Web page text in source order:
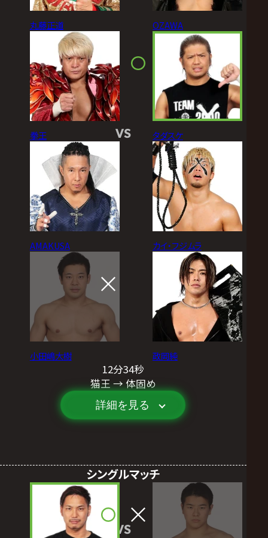
丸藤正道
拳王
AMAKUSA
小田嶋大樹
VS
OZAWA
タダスケ
カイ・フジムラ
政岡純
12分34秒
猫王 → 体固め
詳細を見る
シングルマッチ
VS